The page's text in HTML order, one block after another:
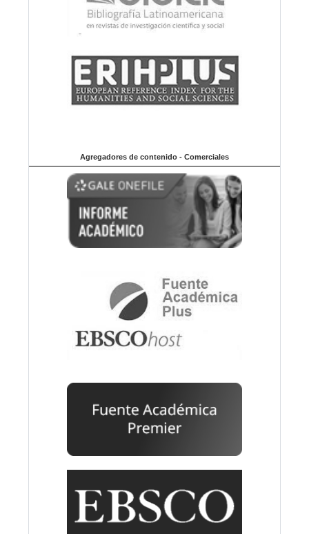
Agregadores de contenido - Comerciales